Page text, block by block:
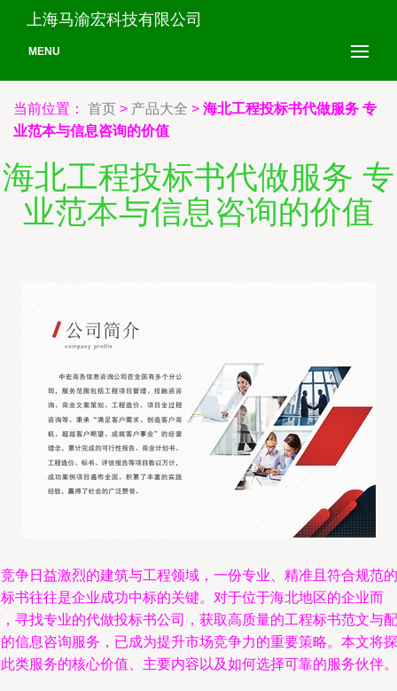
上海马渝宏科技有限公司
MENU
当前位置： 首页 > 产品大全 > 海北工程投标书代做服务 专
业范本与信息咨询的价值
海北工程投标书代做服务 专
业范本与信息咨询的价值
争日益激烈的建筑与工程领域，一份专业、精准且符合规范的
书往往是企业成功中标的关键。对于位于海北地区的企业而
寻找专业的代做投标书公司，获取高质量的工程标书范文与配
信息咨询服务，已成为提升市场竞争力的重要策略。本文将探
类服务的核心价值、主要内容以及如何选择可靠的服务伙伴。